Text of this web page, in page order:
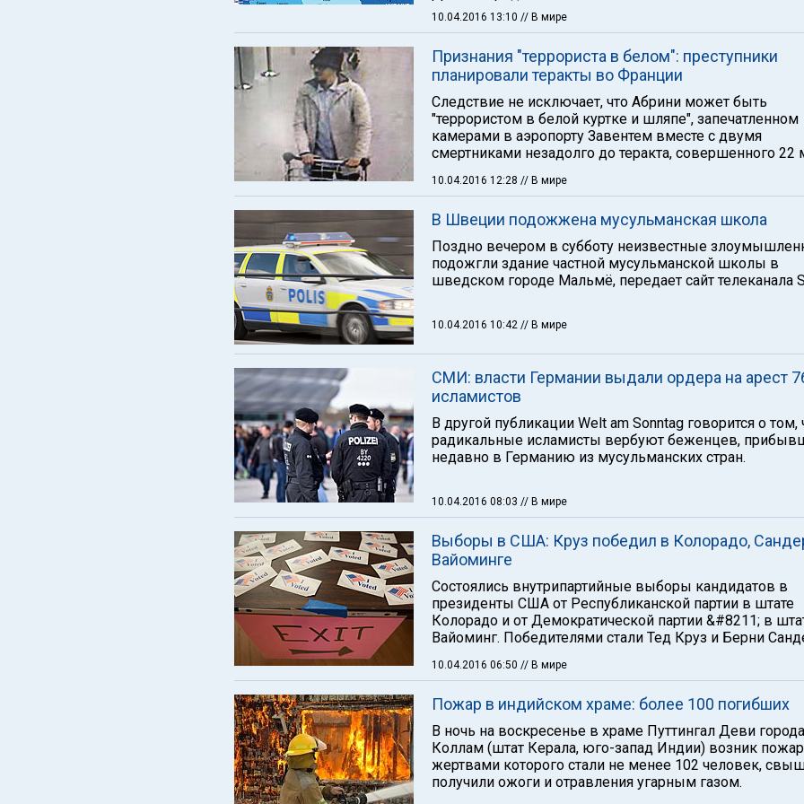
10.04.2016 13:10 // В мире
Признания "террориста в белом": преступники
планировали теракты во Франции
Следствие не исключает, что Абрини может быть
"террористом в белой куртке и шляпе", запечатленном
камерами в аэропорту Завентем вместе с двумя
смертниками незадолго до теракта, совершенного 22
10.04.2016 12:28 // В мире
В Швеции подожжена мусульманская школа
Поздно вечером в субботу неизвестные
подожгли здание частной мусульманской школы в
шведском городе Мальмё, передает сайт телеканала
10.04.2016 10:42 // В мире
СМИ: власти Германии выдали ордера на арест
исламистов
В другой публикации Welt am Sonntag говорится о том,
радикальные исламисты вербуют беженцев,
недавно в Германию из мусульманских стран.
10.04.2016 08:03 // В мире
Выборы в США: Круз победил в Колорадо,
Вайоминге
Состоялись внутрипартийные выборы кандидатов в
президенты США от Республиканской партии в штате
Колорадо и от Демократической партии &#8211; в
Вайоминг. Победителями стали Тед Круз и Берни
10.04.2016 06:50 // В мире
Пожар в индийском храме: более 100 погибших
В ночь на воскресенье в храме Путтингал Деви города
Коллам (штат Керала, юго-запад Индии) возник
жертвами которого стали не менее 102 человек,
получили ожоги и отравления угарным газом.